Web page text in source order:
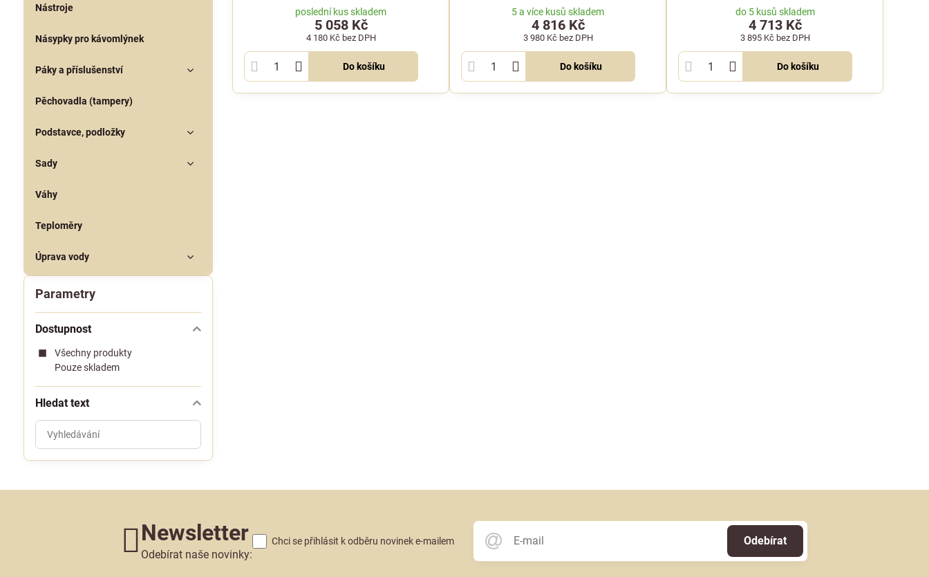
poslední kus skladem
5 058 Kč
4 180 Kč bez DPH
Do košíku
5 a více kusů skladem
4 816 Kč
3 980 Kč bez DPH
Do košíku
do 5 kusů skladem
4 713 Kč
3 895 Kč bez DPH
Do košíku
Parametry
Dostupnost
Všechny produkty
Pouze skladem
Hledat text
Prohledat
výsledky
filtru
Nástroje
Násypky pro kávomlýnek
Páky a příslušenství
Pěchovadla (tampery)
Podstavce, podložky
Sady
Váhy
Teploměry
Úprava vody
Newsletter
Odebírat naše novinky:
Odebírat
Chci se přihlásit k odběru novinek e-mailem